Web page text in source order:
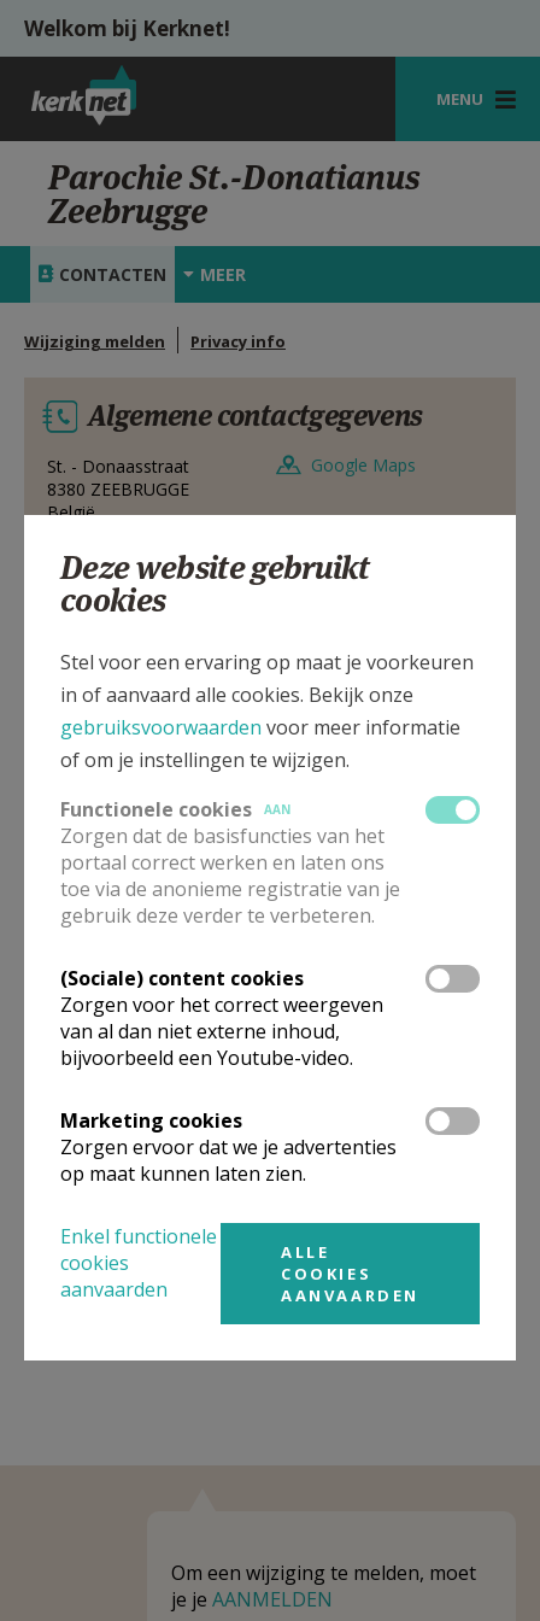
Overslaan en naar de inhoud gaan
Welkom bij Kerknet!
MENU
STARTPAGINA
KERK
VIERINGEN
HULP
MIJN PAROCHIE
AANMELDEN OF REGISTREREN
Parochie St.-Donatianus
Zeebrugge
CONTACTEN MEER
Wijziging melden Privacy info
Algemene contactgegevens
St. - Donaasstraat
8380 ZEEBRUGGE
België
Google Maps
Niet gevonden wat je zocht? Hier vind je links naar de
gegevens van andere organisaties op het boven-,
Behoort totEenheid/federatie PE Effeta Brugge
Weergeven
Eenheid/federatie PE Effeta Brugge
Om een wijziging te melden, moet
je je AANMELDEN
Deze website gebruikt
cookies
Stel voor een ervaring op maat je voorkeuren
in of aanvaard alle cookies. Bekijk onze
gebruiksvoorwaarden voor meer informatie
of om je instellingen te wijzigen.
Functionele cookies
AAN
Zorgen dat de basisfuncties van het
portaal correct werken en laten ons
toe via de anonieme registratie van je
gebruik deze verder te verbeteren.
(Sociale) content cookies
Zorgen voor het correct weergeven
van al dan niet externe inhoud,
bijvoorbeeld een Youtube-video.
Marketing cookies
Zorgen ervoor dat we je advertenties
op maat kunnen laten zien.
Enkel functionele
cookies
aanvaarden
ALLE
COOKIES
AANVAARDEN